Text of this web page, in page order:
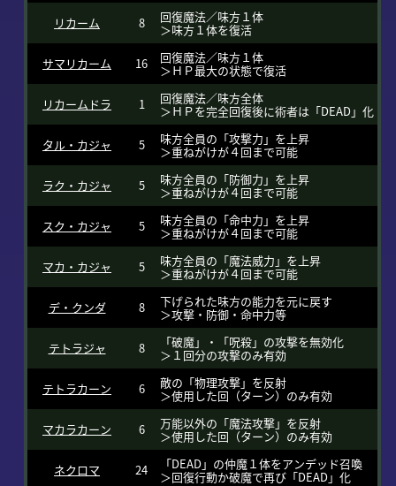
リカーム
8 回復魔法／味方１体
＞味方１体を復活
サマリカーム
16 回復魔法／味方１体
＞ＨＰ最大の状態で復活
リカームドラ
1 回復魔法／味方全体
＞ＨＰを完全回復後に術者は「DEAD」化
タル・カジャ
5 味方全員の「攻撃力」を上昇
＞重ねがけが４回まで可能
ラク・カジャ
5 味方全員の「防御力」を上昇
＞重ねがけが４回まで可能
スク・カジャ
5 味方全員の「命中力」を上昇
＞重ねがけが４回まで可能
マカ・カジャ
5 味方全員の「魔法威力」を上昇
＞重ねがけが４回まで可能
デ・クンダ
8 下げられた味方の能力を元に戻す
＞攻撃・防御・命中力等
テトラジャ
8 「破魔」・「呪殺」の攻撃を無効化
＞１回分の攻撃のみ有効
テトラカーン
6 敵の「物理攻撃」を反射
＞使用した回（ターン）のみ有効
マカラカーン
6 万能以外の「魔法攻撃」を反射
＞使用した回（ターン）のみ有効
ネクロマ
24 「DEAD」の仲魔１体をアンデッド召喚
＞回復行動か破魔で再び「DEAD」化